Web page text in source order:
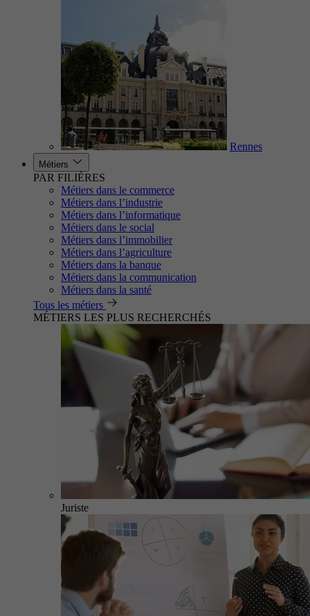
Rennes
Métiers
PAR FILIÈRES
Métiers dans le commerce
Métiers dans l’industrie
Métiers dans l’informatique
Métiers dans le social
Métiers dans l’immobilier
Métiers dans l’agriculture
Métiers dans la banque
Métiers dans la communication
Métiers dans la santé
Tous les métiers
MÉTIERS LES PLUS RECHERCHÉS
Juriste